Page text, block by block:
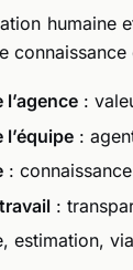
:
:
:
:
estimation,